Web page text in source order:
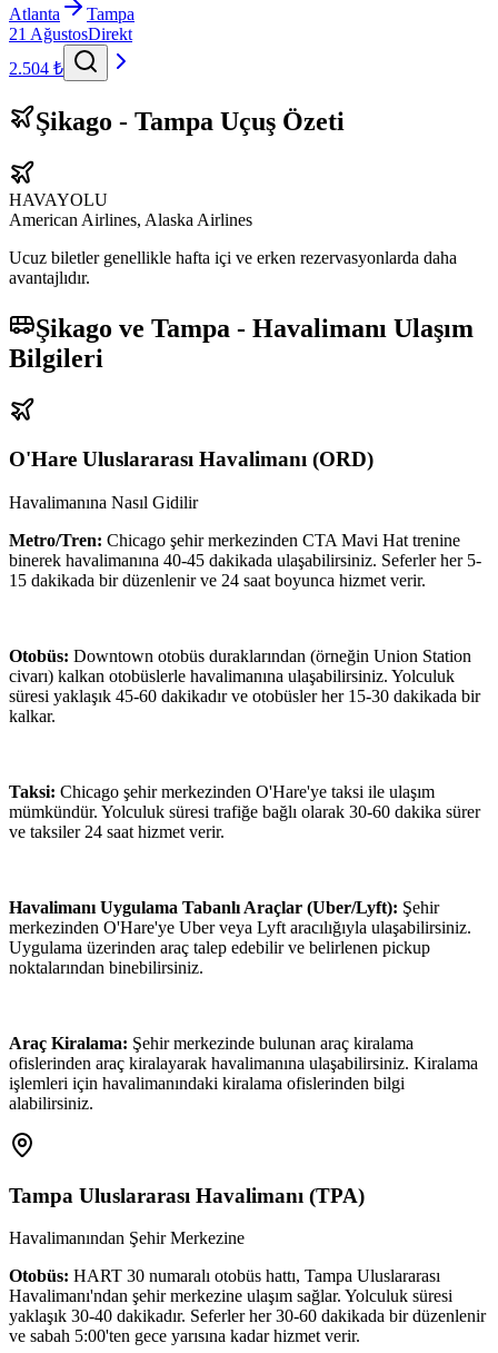
Atlanta
Tampa
21 AğustosDirekt
2.504 ₺
Şikago - Tampa Uçuş Özeti
HAVAYOLU
American Airlines, Alaska Airlines
Ucuz biletler genellikle hafta içi ve erken rezervasyonlarda daha
avantajlıdır.
Şikago ve Tampa - Havalimanı Ulaşım
Bilgileri
O'Hare Uluslararası Havalimanı (ORD)
Havalimanına Nasıl Gidilir
Metro/Tren: Chicago şehir merkezinden CTA Mavi Hat trenine
binerek havalimanına 40-45 dakikada ulaşabilirsiniz. Seferler her 5-
15 dakikada bir düzenlenir ve 24 saat boyunca hizmet verir.
Otobüs: Downtown otobüs duraklarından (örneğin Union Station
civarı) kalkan otobüslerle havalimanına ulaşabilirsiniz. Yolculuk
süresi yaklaşık 45-60 dakikadır ve otobüsler her 15-30 dakikada bir
kalkar.
Taksi: Chicago şehir merkezinden O'Hare'ye taksi ile ulaşım
mümkündür. Yolculuk süresi trafiğe bağlı olarak 30-60 dakika sürer
ve taksiler 24 saat hizmet verir.
Havalimanı Uygulama Tabanlı Araçlar (Uber/Lyft): Şehir
merkezinden O'Hare'ye Uber veya Lyft aracılığıyla ulaşabilirsiniz.
Uygulama üzerinden araç talep edebilir ve belirlenen pickup
noktalarından binebilirsiniz.
Araç Kiralama: Şehir merkezinde bulunan araç kiralama
ofislerinden araç kiralayarak havalimanına ulaşabilirsiniz. Kiralama
işlemleri için havalimanındaki kiralama ofislerinden bilgi
alabilirsiniz.
Tampa Uluslararası Havalimanı (TPA)
Havalimanından Şehir Merkezine
Otobüs: HART 30 numaralı otobüs hattı, Tampa Uluslararası
Havalimanı'ndan şehir merkezine ulaşım sağlar. Yolculuk süresi
yaklaşık 30-40 dakikadır. Seferler her 30-60 dakikada bir düzenlenir
ve sabah 5:00'ten gece yarısına kadar hizmet verir.